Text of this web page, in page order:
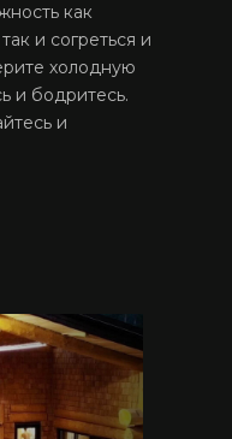
как
и согреться и
холодную
и бодритесь.
и